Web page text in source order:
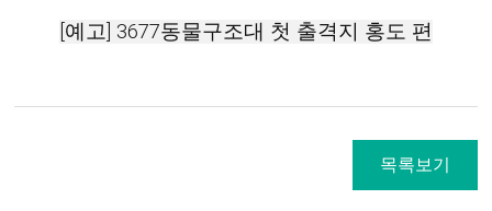
[예고] 3677동물구조대 첫 출격지 홍도 편
목록보기